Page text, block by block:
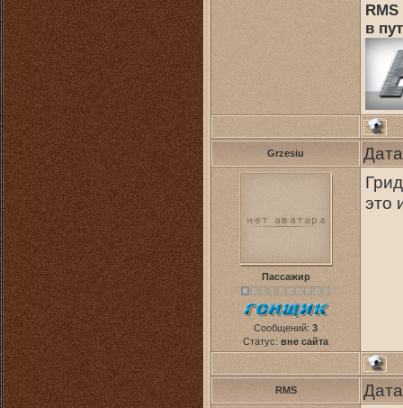
в
Grzesiu
Пассажир
Сообщений: 3
Статус: вне сайта
это
RMS